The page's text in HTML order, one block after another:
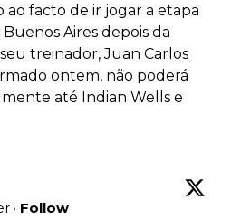
facto de ir jogar a etapa
Aires depois da
treinador, Juan Carlos
ontem, não poderá
até Indian Wells e
· Follow